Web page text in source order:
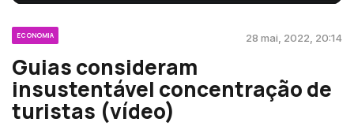
ECONOMIA 28 mai, 2022, 20:14
Guias consideram
insustentável concentração de
turistas (vídeo)